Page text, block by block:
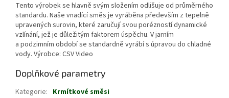
Tento výrobek se hlavně svým složením odlišuje od průměrného
standardu. Naše vnadící směs je vyráběna především z tepelně
upravených surovin, které zaručují svou porézností dynamické
vzlínání, jež je důležitým faktorem úspěchu. V jarním
a podzimním období se standardně vyrábí s úpravou do chladné
vody. Výrobce: CSV Video
Doplňkové parametry
Kategorie: Krmítkové směsi